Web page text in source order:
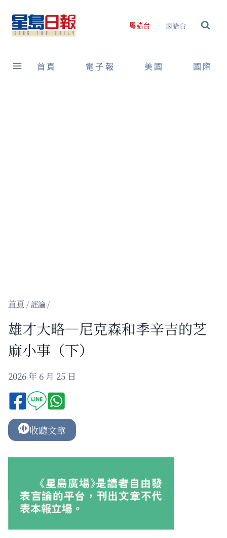
content
粵語台 國語台
首頁 電子報 美國 國際
/ 評論 /
雄才大略—尼克森和季辛吉的芝
麻小事（下）
2026 年 6 月 25 日
收聽文章